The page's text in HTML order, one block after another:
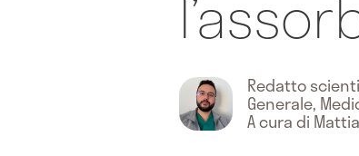
Redatto
Generale,
A cura di